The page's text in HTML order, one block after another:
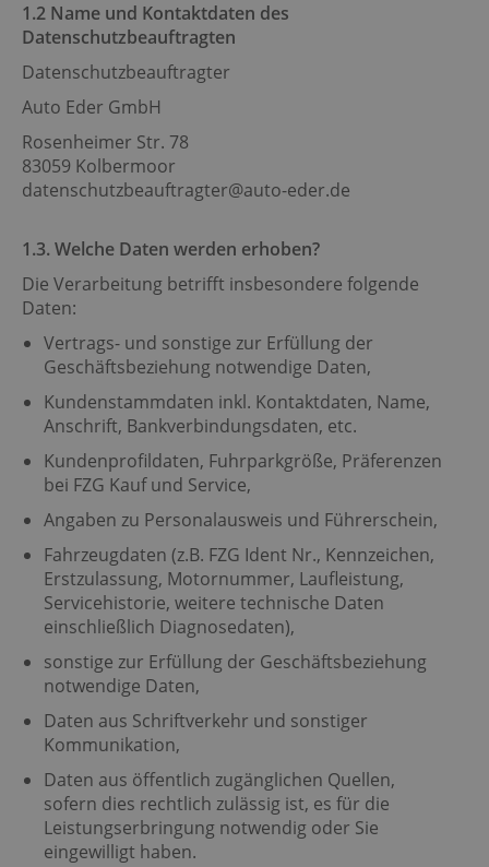
1.2 Name und Kontaktdaten des
Datenschutzbeauftragten
Datenschutzbeauftragter
Auto Eder GmbH
Rosenheimer Str. 78
83059 Kolbermoor
datenschutzbeauftragter@auto-eder.de
1.3. Welche Daten werden erhoben?
Die Verarbeitung betrifft insbesondere folgende
Daten:
Vertrags- und sonstige zur Erfüllung der
Geschäftsbeziehung notwendige Daten,
Kundenstammdaten inkl. Kontaktdaten, Name,
Anschrift, Bankverbindungsdaten, etc.
Kundenprofildaten, Fuhrparkgröße, Präferenzen
bei FZG Kauf und Service,
Angaben zu Personalausweis und Führerschein,
Fahrzeugdaten (z.B. FZG Ident Nr., Kennzeichen,
Erstzulassung, Motornummer, Laufleistung,
Servicehistorie, weitere technische Daten
einschließlich Diagnosedaten),
sonstige zur Erfüllung der Geschäftsbeziehung
notwendige Daten,
Daten aus Schriftverkehr und sonstiger
Kommunikation,
Daten aus öffentlich zugänglichen Quellen,
sofern dies rechtlich zulässig ist, es für die
Leistungserbringung notwendig oder Sie
eingewilligt haben.